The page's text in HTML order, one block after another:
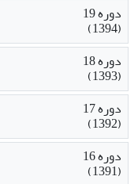
دوره 19
(1394)
دوره 18
(1393)
دوره 17
(1392)
دوره 16
(1391)